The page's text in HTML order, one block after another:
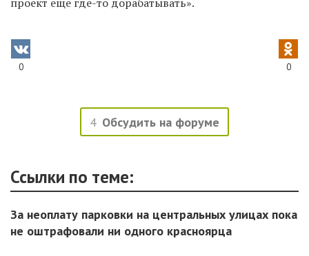
0 0
4 Обсудить на форуме
Ссылки по теме:
За неоплату парковки на центральных улицах пока
не оштрафовали ни одного красноярца